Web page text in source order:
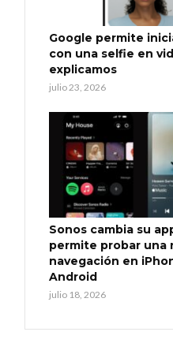
Google permite
con una selfie en
explicamos
julio 23, 2026
Sonos cambia su
permite probar una
navegación en
Android
julio 18, 2026